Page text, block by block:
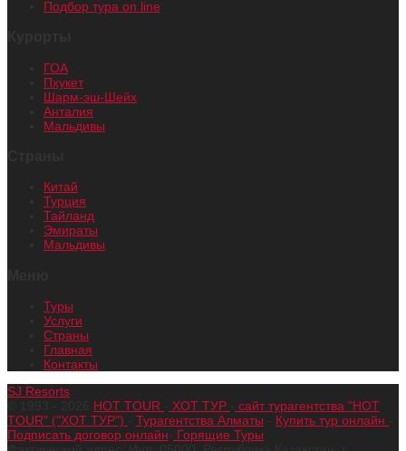
Подбор тура on line
ГОА
Пхукет
Шарм-эш-Шейх
Анталия
Мальдивы
Китай
Турция
Тайланд
Эмираты
Мальдивы
Туры
Услуги
Страны
Главная
Контакты
SJ Resorts
HOT TOUR ХОТ ТУР
сайт турагентства "HOT
TOUR" ("ХОТ ТУР")
Турагентства Алматы Купить тур онлайн
Подписать договор онлайн
Горящие Туры